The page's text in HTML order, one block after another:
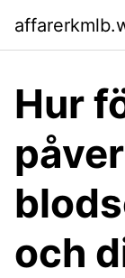
Hur
och